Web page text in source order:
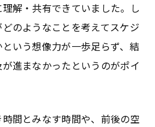
解・共有できていました。し
のようなことを考えてスケジ
いう想像力が一歩足らず、結
進まなかったというのがポイ
間とみなす時間や、前後の空